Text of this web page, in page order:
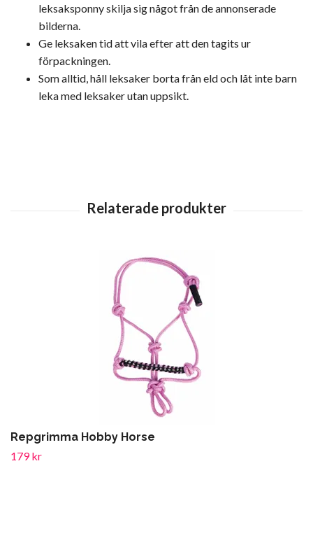
leksaksponny skilja sig något från de annonserade
bilderna.
Ge leksaken tid att vila efter att den tagits ur
förpackningen.
Som alltid, håll leksaker borta från eld och låt inte barn
leka med leksaker utan uppsikt.
Repgrimma Hobby Horse
179 kr